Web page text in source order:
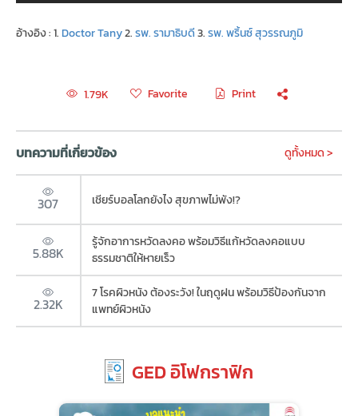
อ้างอิง : 1. Doctor Tany2. รพ. รามาธิบดี 3. รพ. พริ้นซ์ สุวรรณภูมิ
1.79K Favorite Print
บทความที่เกี่ยวข้อง ดูทั้งหมด >
307 เชียร์บอลโลกยังไง สุขภาพไม่พัง!?
5.88K
รู้จักอาการหวัดลงคอ พร้อมวิธีแก้หวัดลงคอแบบ
ธรรมชาติให้หายเร็ว
2.32K
7 โรคผิวหนัง ต้องระวัง! ในฤดูฝน พร้อมวิธีป้องกันจาก
แพทย์ผิวหนัง
GED อิโฟกราฟิก